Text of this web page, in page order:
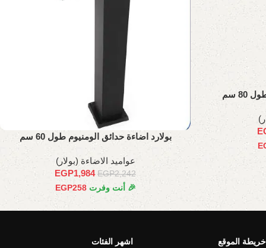
80 سم
بولارد اضاءة حدائق الومنيوم طول 60 سم
عواميد الاضاءة (بولار)
EGP2,242
EGP1,984
🎉 أنت وفرت EGP258
خريطة الموقع اشهر الفئات